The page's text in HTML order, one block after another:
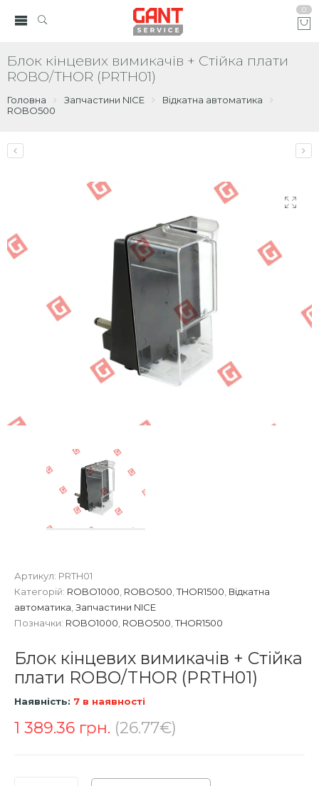
0
Блок кінцевих вимикачів + Стійка плати
ROBO/THOR (PRTH01)
Головна Запчастини NICE
Відкатна автоматика
ROBO500
Артикул: PRTH01
Категорій: ROBO1000 ROBO500 ,THOR1500 Відкатна
автоматика Запчастини NICE
Позначки: ROBO1000 ROBO500 ,THOR1500
Блок кінцевих вимикачів + Стійка
плати ROBO/THOR (PRTH01)
Наявність: 7 в наявності
1 389.36 грн. (26.77€)